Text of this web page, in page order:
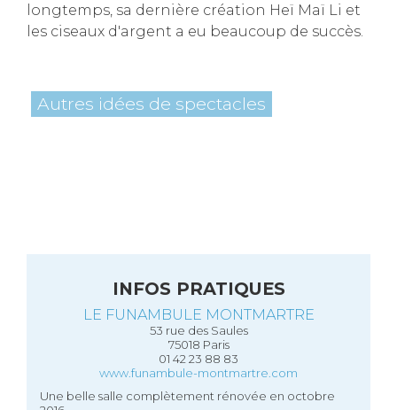
longtemps, sa dernière création Heï Maï Li et
les ciseaux d'argent a eu beaucoup de succès.
Autres idées de spectacles
INFOS PRATIQUES
LE FUNAMBULE MONTMARTRE
53 rue des Saules
75018 Paris
01 42 23 88 83
www.funambule-montmartre.com
Une belle salle complètement rénovée en octobre